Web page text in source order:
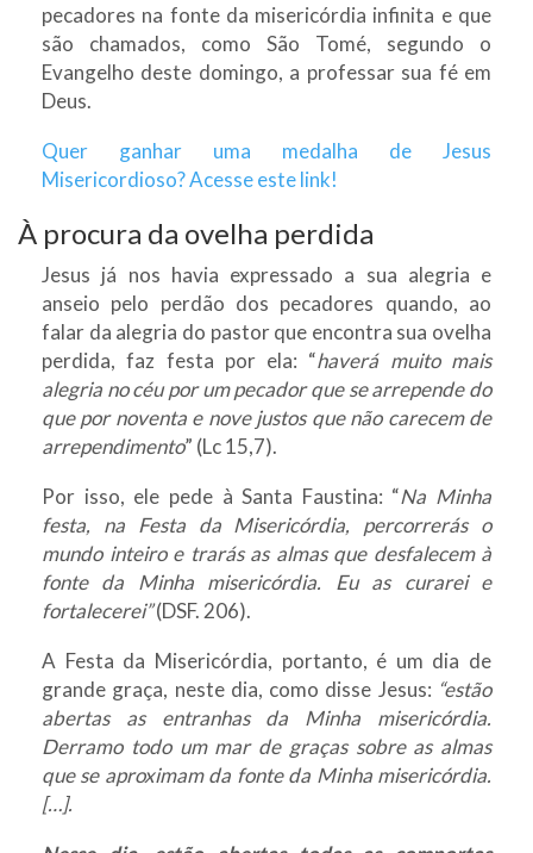
pecadores na fonte da misericórdia infinita e que
são chamados, como São Tomé, segundo o
Evangelho deste domingo, a professar sua fé em
Deus.
Quer ganhar uma medalha de Jesus
Misericordioso? Acesse este link!
À procura da ovelha perdida
Jesus já nos havia expressado a sua alegria e
anseio pelo perdão dos pecadores quando, ao
falar da alegria do pastor que encontra sua ovelha
perdida, faz festa por ela: “haverá muito mais
alegria no céu por um pecador que se arrepende do
que por noventa e nove justos que não carecem de
arrependimento” (Lc 15,7).
Por isso, ele pede à Santa Faustina: “Na Minha
festa, na Festa da Misericórdia, percorrerás o
mundo inteiro e trarás as almas que desfalecem à
fonte da Minha misericórdia. Eu as curarei e
fortalecerei”(DSF. 206).
A Festa da Misericórdia, portanto, é um dia de
grande graça, neste dia, como disse Jesus: “estão
abertas as entranhas da Minha misericórdia.
Derramo todo um mar de graças sobre as almas
que se aproximam da fonte da Minha misericórdia.
[…].